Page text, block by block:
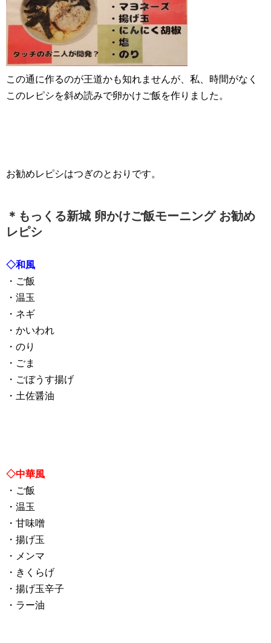
この通に作るのが王道かも知れませんが、私、時間がなく
このレピシを斜め読みで卵かけご飯を作りました。
お勧めレピシはつぎのとおりです。
＊もっくる新城 卵かけご飯モーニング お勧め
レピシ
◇和風
・ご飯
・温玉
・ネギ
・かいわれ
・のり
・ごま
・ごぼうす揚げ
・土佐醤油
◇中華風
・ご飯
・温玉
・甘味噌
・揚げ玉
・メンマ
・きくらげ
・揚げ玉辛子
・ラー油